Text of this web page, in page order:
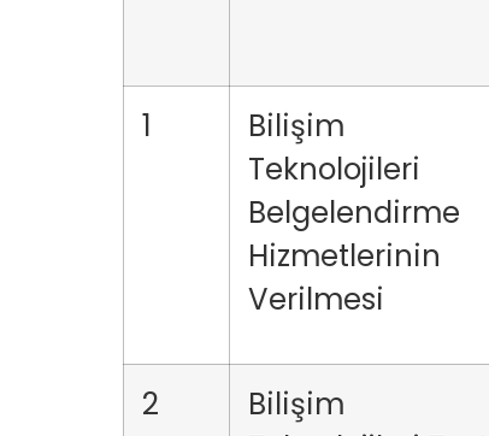
1
Bilişim
Teknolojileri
Belgelendirme
Hizmetlerinin
Verilmesi
2
Bilişim